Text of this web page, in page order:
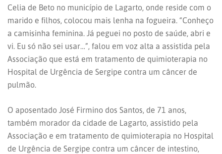
Celia de Beto no município de Lagarto, onde reside com o
marido e filhos, colocou mais lenha na fogueira. “Conheço
a camisinha feminina. Já peguei no posto de saúde, abri e
vi. Eu só não sei usar…”, falou em voz alta a assistida pela
Associação que está em tratamento de quimioterapia no
Hospital de Urgência de Sergipe contra um câncer de
pulmão.
O aposentado José Firmino dos Santos, de 71 anos,
também morador da cidade de Lagarto, assistido pela
Associação e em tratamento de quimioterapia no Hospital
de Urgência de Sergipe contra um câncer de intestino,